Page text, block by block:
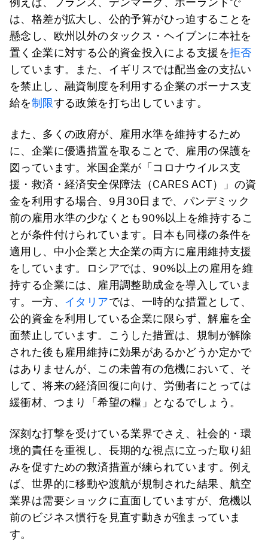
は、格差が拡大し、公的予算がひっ迫することを
懸念し、欧州以外のタックス・ヘイブンに本社を
置く企業に対する公的資金投入による支援を拒否
しています。また、イギリスでは配当金の支払い
を禁止し、融資制度を利用する企業のボーナス支
給を制限する政策を打ち出しています。
また、多くの政府が、雇用水準を維持するため
に、企業に優遇措置を取ることで、雇用の保護を
図っています。米国企業が「コロナウイルス支
援・救済・経済安全保障法（CARES ACT）」の資
金を利用する場合、9月30日まで、パンデミック
前の雇用水準の少なくとも90%以上を維持するこ
とが条件付けられています。日本も同様の条件を
適用し、中小企業と大企業の両方に雇用維持支援
をしています。ロシアでは、90%以上の雇用を維
持する企業には、雇用調整助成金を導入していま
す。一方、 イタリアでは、一時的な措置として、
公的資金を利用している企業に限らず、解雇を全
面禁止しています。こうした措置は、規制が解除
された後も雇用維持に効果があるかどうか定かで
はありませんが、この未曾有の危機において、そ
して、将来の経済回復に向け、労働者にとっては
緩衝材、つまり「希望の糧」となるでしょう。
深刻な打撃を受けている業界でさえ、社会的・環
境的責任を重視し、長期的な視点に立った取り組
みを促すための救済措置が練られています。例え
ば、世界的に移動や渡航が規制された結果、航空
業界は需要ショックに直面していますが、危機以
前のビジネス慣行を見直す動きが強まっていま
す。